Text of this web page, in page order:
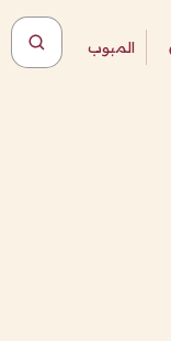
المبوب